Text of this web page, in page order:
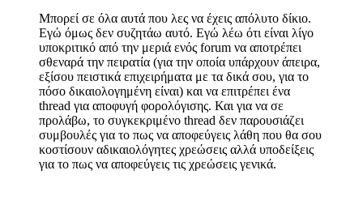
Μπορεί σε όλα αυτά που λες να έχεις απόλυτο δίκιο.
Εγώ όμως δεν συζητάω αυτό. Εγώ λέω ότι είναι λίγο
υποκριτικό από την μεριά ενός forum να αποτρέπει
σθεναρά την πειρατία (για την οποία υπάρχουν άπειρα,
εξίσου πειστικά επιχειρήματα με τα δικά σου, για το
πόσο δικαιολογημένη είναι) και να επιτρέπει ένα
thread για αποφυγή φορολόγισης. Και για να σε
προλάβω, το συγκεκριμένο thread δεν παρουσιάζει
συμβουλές για το πως να αποφεύγεις λάθη που θα σου
κοστίσουν αδικαιολόγητες χρεώσεις αλλά υποδείξεις
για το πως να αποφεύγεις τις χρεώσεις γενικά.